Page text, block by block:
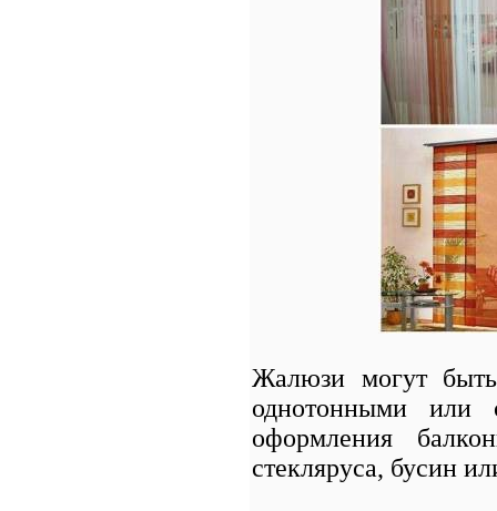
Жалюзи могут
однотонными или
оформления
стекляруса, бусин